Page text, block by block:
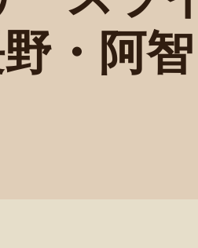
・阿智